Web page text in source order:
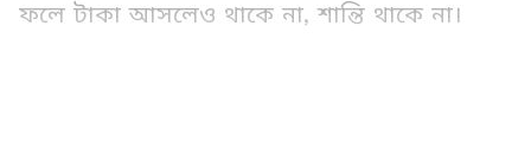
ফলে টাকা আসলেও থাকে না, শান্তি থাকে না।